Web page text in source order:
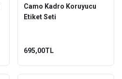
Camo Kadro Koruyucu
Etiket Seti
695,00TL